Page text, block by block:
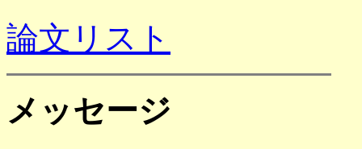
論文リスト
メッセージ